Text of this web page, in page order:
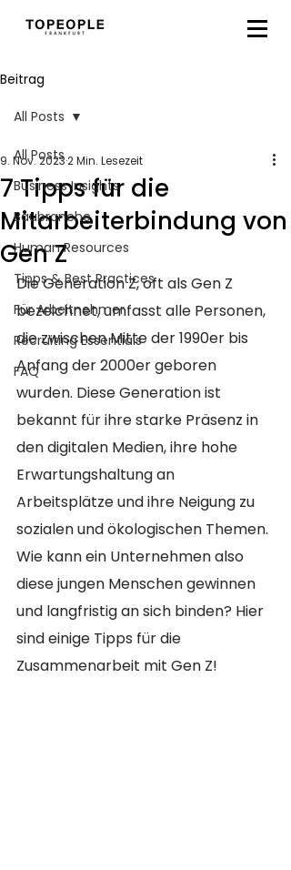
Beitrag
All Posts
Business Insights
Baubranche
Human Resources
Tipps & Best Practices
Für Arbeitnehmer
Recruiting Essentials
FAQ
All Posts
7 Tipps für die
Mitarbeiterbindung von
Gen Z
9. Nov. 20232 Min. Lesezeit
Die Generation Z, oft als Gen Z
bezeichnet, umfasst alle Personen,
die zwischen Mitte der 1990er bis
Anfang der 2000er geboren
wurden. Diese Generation ist
bekannt für ihre starke Präsenz in
den digitalen Medien, ihre hohe
Erwartungshaltung an
Arbeitsplätze und ihre Neigung zu
sozialen und ökologischen Themen.
Wie kann ein Unternehmen also
diese jungen Menschen gewinnen
und langfristig an sich binden? Hier
sind einige Tipps für die
Zusammenarbeit mit Gen Z!